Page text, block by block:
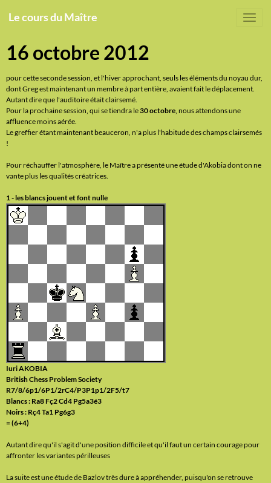
Le cours du Maître
16 octobre 2012
pour cette seconde session, et l'hiver approchant, seuls les éléments du noyau dur,
dont Greg est maintenant un membre à part entière, avaient fait le déplacement.
Autant dire que l'auditoire était clairsemé.
Pour la prochaine session, qui se tiendra le30 octobre, nous attendons une
affluence moins aérée.
Le greffier étant maintenant beauceron, n'a plus l'habitude des champs clairsemés
!
Pour réchauffer l'atmosphère, le Maître a présenté une étude d'Akobia dont on ne
vante plus les qualités créatrices.
1 - les blancs jouent et font nulle
Iuri AKOBIA
British Chess Problem Society
R7/8/6p1/6P1/2rC4/P3P1p1/2F5/t7
Blancs : Ra8 Fç2 Cd4 Pg5a3é3
Noirs : Rç4 Ta1 Pg6g3
= (6+4)
Autant dire qu'il s'agit d'une position difficile et qu'il faut un certain courage pour
affronter les variantes périlleuses
La suite est une étude de Bazlov très dure à appréhender, puisqu'on se retrouve